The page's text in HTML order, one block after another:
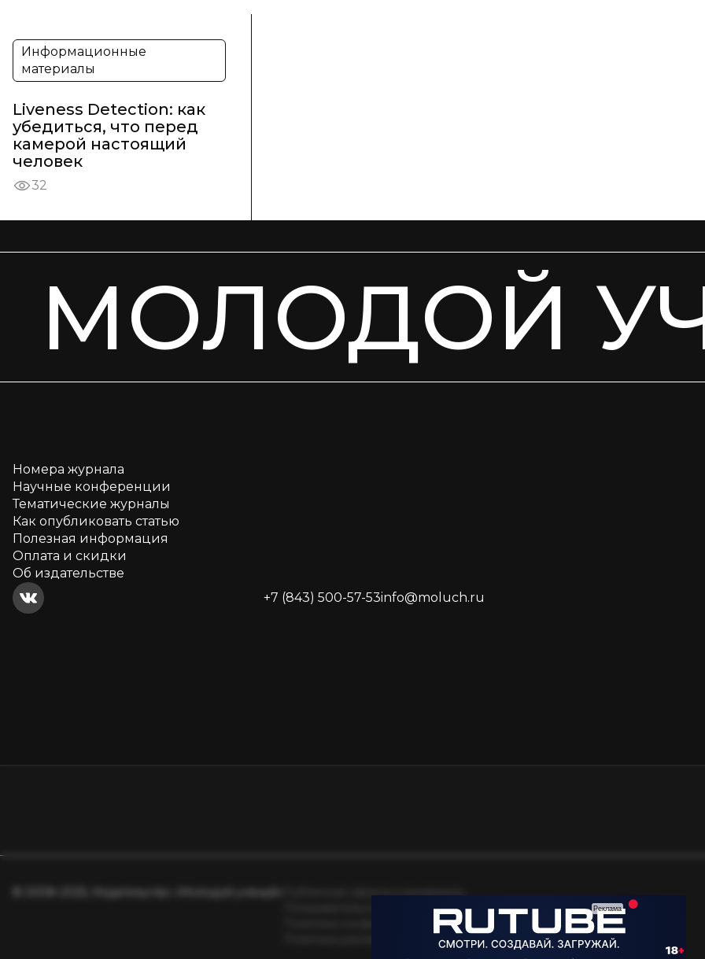
Информационные
материалы
Liveness Detection: как
убедиться, что перед
камерой настоящий
человек
32
МОЛОДОЙ
Номера журнала
Научные конференции
Тематические журналы
Как опубликовать статью
Полезная информация
Оплата и скидки
Об издательстве
+7 (843) 500-57-53info@moluch.ru
Публичная оферта и реквизиты
Пользовательское соглашение
Политика конфиденциальности
Политика рекламной рассылки